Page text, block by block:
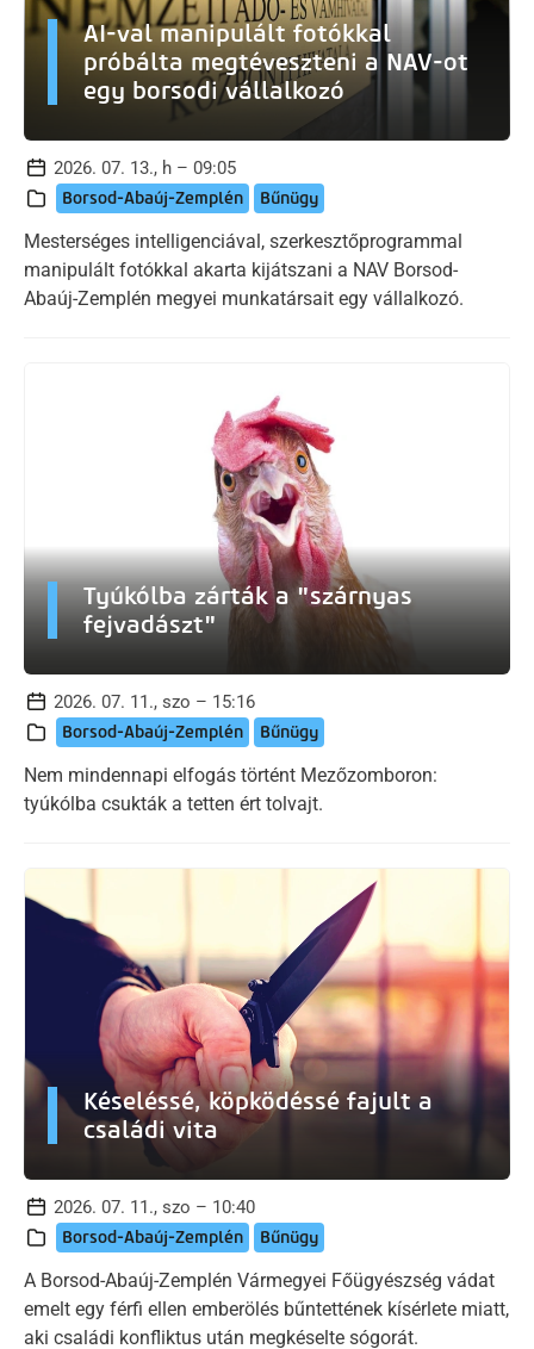
AI-val manipulált fotókkal
próbálta megtéveszteni a NAV-ot
egy borsodi vállalkozó
2026. 07. 13., h – 09:05
Borsod-Abaúj-Zemplén Bűnügy
Mesterséges intelligenciával, szerkesztőprogrammal
manipulált fotókkal akarta kijátszani a NAV Borsod-
Abaúj-Zemplén megyei munkatársait egy vállalkozó.
Tyúkólba zárták a "szárnyas
fejvadászt"
2026. 07. 11., szo – 15:16
Borsod-Abaúj-Zemplén Bűnügy
Nem mindennapi elfogás történt Mezőzomboron:
tyúkólba csukták a tetten ért tolvajt.
Késeléssé, köpködéssé fajult a
családi vita
2026. 07. 11., szo – 10:40
Borsod-Abaúj-Zemplén Bűnügy
A Borsod-Abaúj-Zemplén Vármegyei Főügyészség vádat
emelt egy férfi ellen emberölés bűntettének kísérlete miatt,
aki családi konfliktus után megkéselte sógorát.